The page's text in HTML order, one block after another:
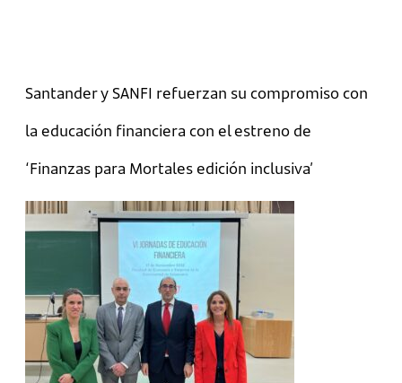
Santander y SANFI refuerzan su compromiso con
la educación financiera con el estreno de
‘Finanzas para Mortales edición inclusiva’